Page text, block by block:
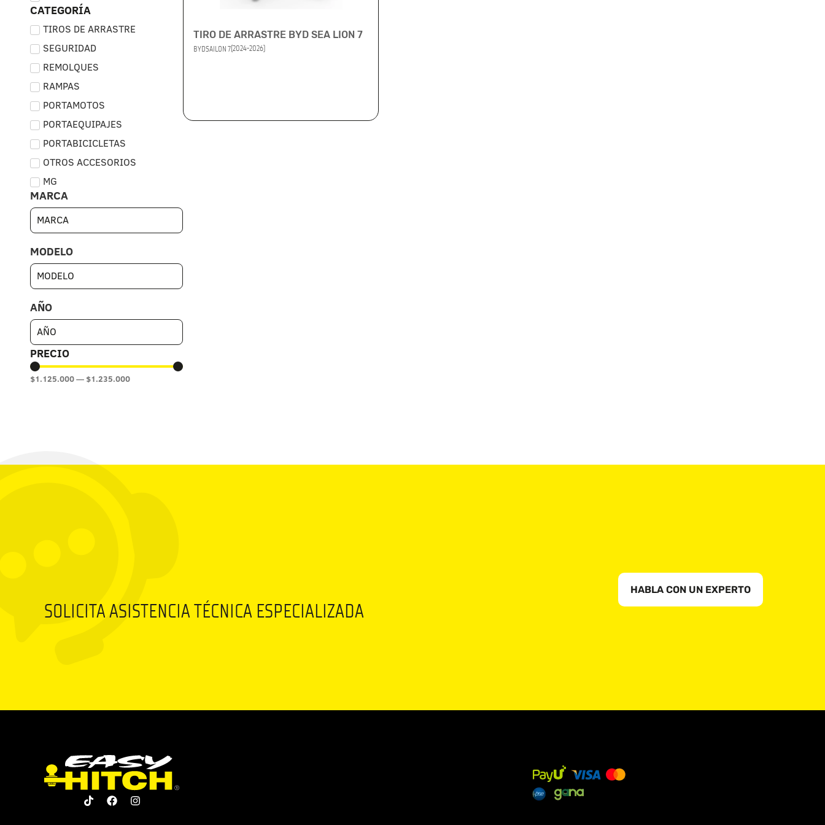
CATEGORÍA
TIROS DE ARRASTRE
SEGURIDAD
REMOLQUES
RAMPAS
PORTAMOTOS
PORTAEQUIPAJES
PORTABICICLETAS
OTROS ACCESORIOS
MG
MARCA
MODELO
AÑO
PRECIO
$1.125.000— $1.235.000
TIRO DE ARRASTRE BYD SEA LION 7
BYDSAILON 7(2024-2026)
SOLICITA ASISTENCIA TÉCNICA ESPECIALIZADA
HABLA CON UN EXPERTO